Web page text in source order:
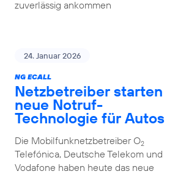
zuverlässig ankommen
24. Januar 2026
NG ECALL
Netzbetreiber starten
neue Notruf-
Technologie für Autos
Die Mobilfunknetzbetreiber O2
Telefónica, Deutsche Telekom und
Vodafone haben heute das neue